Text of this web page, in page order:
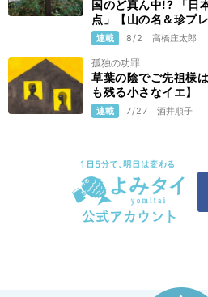
国のど真ん中!? 「日
点」【山の名＆珍プ
連載 8/2 高橋庄太郎
孤独の功罪
草葉の陰でご先祖様
も残る小さなイエ】
連載 7/27 酒井順子